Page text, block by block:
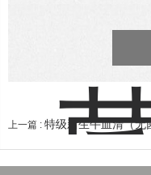
上一篇 : 特级新生牛血清（无